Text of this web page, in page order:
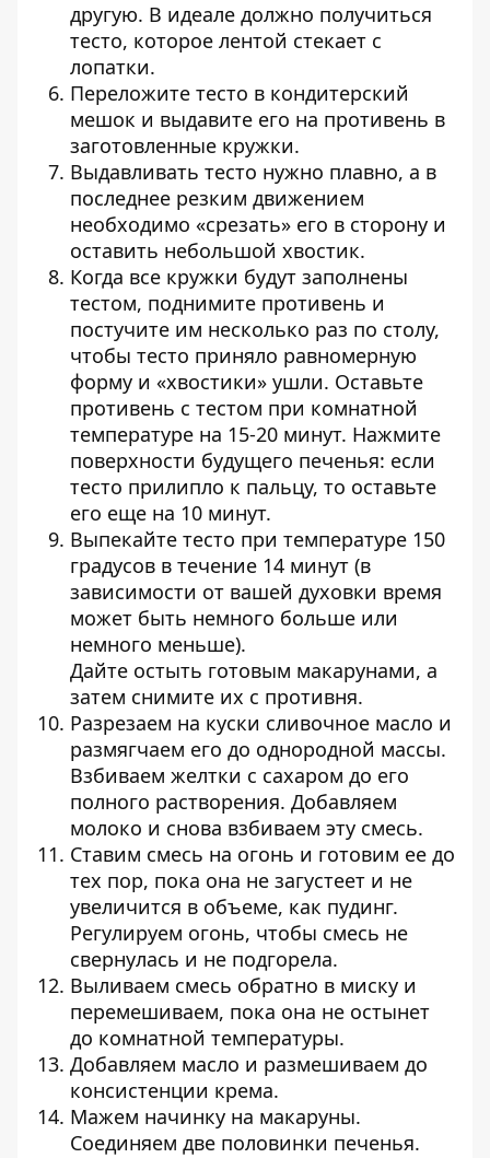
другую. В идеале должно получиться
тесто, которое лентой стекает с
лопатки.
Переложите тесто в кондитерский
мешок и выдавите его на противень в
заготовленные кружки.
Выдавливать тесто нужно плавно, а в
последнее резким движением
необходимо «срезать» его в сторону и
оставить небольшой хвостик.
Когда все кружки будут заполнены
тестом, поднимите противень и
постучите им несколько раз по столу,
чтобы тесто приняло равномерную
форму и «хвостики» ушли. Оставьте
противень с тестом при комнатной
температуре на 15-20 минут. Нажмите
поверхности будущего печенья: если
тесто прилипло к пальцу, то оставьте
его еще на 10 минут.
Выпекайте тесто при температуре 150
градусов в течение 14 минут (в
зависимости от вашей духовки время
может быть немного больше или
немного меньше).
Дайте остыть готовым макарунами, а
затем снимите их с противня.
Разрезаем на куски сливочное масло и
размягчаем его до однородной массы.
Взбиваем желтки с сахаром до его
полного растворения. Добавляем
молоко и снова взбиваем эту смесь.
Ставим смесь на огонь и готовим ее до
тех пор, пока она не загустеет и не
увеличится в объеме, как пудинг.
Регулируем огонь, чтобы смесь не
свернулась и не подгорела.
Выливаем смесь обратно в миску и
перемешиваем, пока она не остынет
до комнатной температуры.
Добавляем масло и размешиваем до
консистенции крема.
Мажем начинку на макаруны.
Соединяем две половинки печенья.